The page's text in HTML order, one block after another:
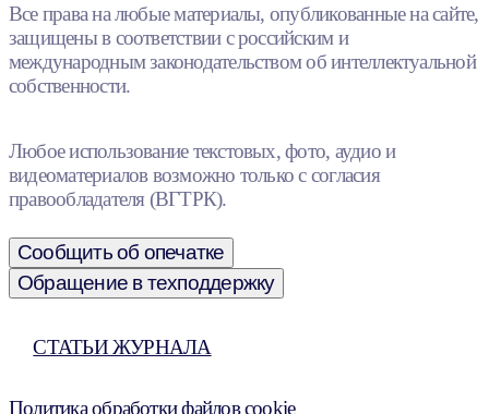
Все права на любые материалы, опубликованные на сайте,
защищены в соответствии с российским и
международным законодательством об интеллектуальной
собственности.
Любое использование текстовых, фото, аудио и
видеоматериалов возможно только с согласия
правообладателя (ВГТРК).
Сообщить об опечатке
Обращение в техподдержку
СТАТЬИ ЖУРНАЛА
Политика обработки файлов cookie